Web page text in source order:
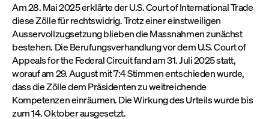
Am 28. Mai 2025 erklärte der U.S. Court of International Trade
diese Zölle für rechtswidrig. Trotz einer einstweiligen
Ausservollzugsetzung blieben die Massnahmen zunächst
bestehen. Die Berufungsverhandlung vor dem U.S. Court of
Appeals for the Federal Circuit fand am 31. Juli 2025 statt,
worauf am 29. August mit 7:4 Stimmen entschieden wurde,
dass die Zölle dem Präsidenten zu weitreichende
Kompetenzen einräumen. Die Wirkung des Urteils wurde bis
zum 14. Oktober ausgesetzt.